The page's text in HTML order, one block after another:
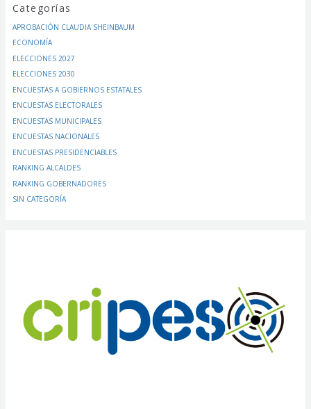
Categorías
APROBACIÓN CLAUDIA SHEINBAUM
ECONOMÍA
ELECCIONES 2027
ELECCIONES 2030
ENCUESTAS A GOBIERNOS ESTATALES
ENCUESTAS ELECTORALES
ENCUESTAS MUNICIPALES
ENCUESTAS NACIONALES
ENCUESTAS PRESIDENCIABLES
RANKING ALCALDES
RANKING GOBERNADORES
SIN CATEGORÍA